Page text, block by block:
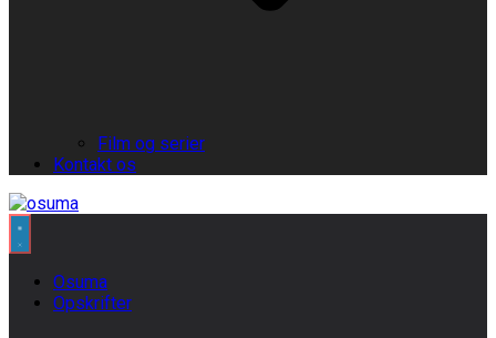
Film og serier
Kontakt os
Osuma
Opskrifter